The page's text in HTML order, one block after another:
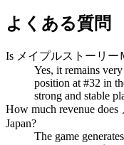
よくある質問
Is メイプルストーリー
Yes, it remains
position at #32 in
strong and stable
How much revenue
Japan?
The game